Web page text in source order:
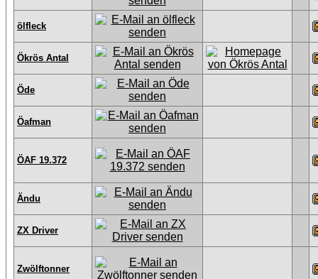
ölfleck
Ökrös Antal
Öde
Öafman
ÖAF 19.372
Ändu
ZX Driver
Zwölftonner